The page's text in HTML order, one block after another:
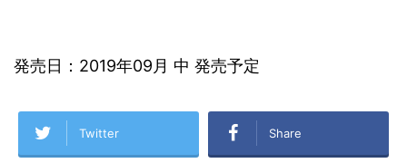
発売日：2019年09月 中 発売予定
Twitter Share